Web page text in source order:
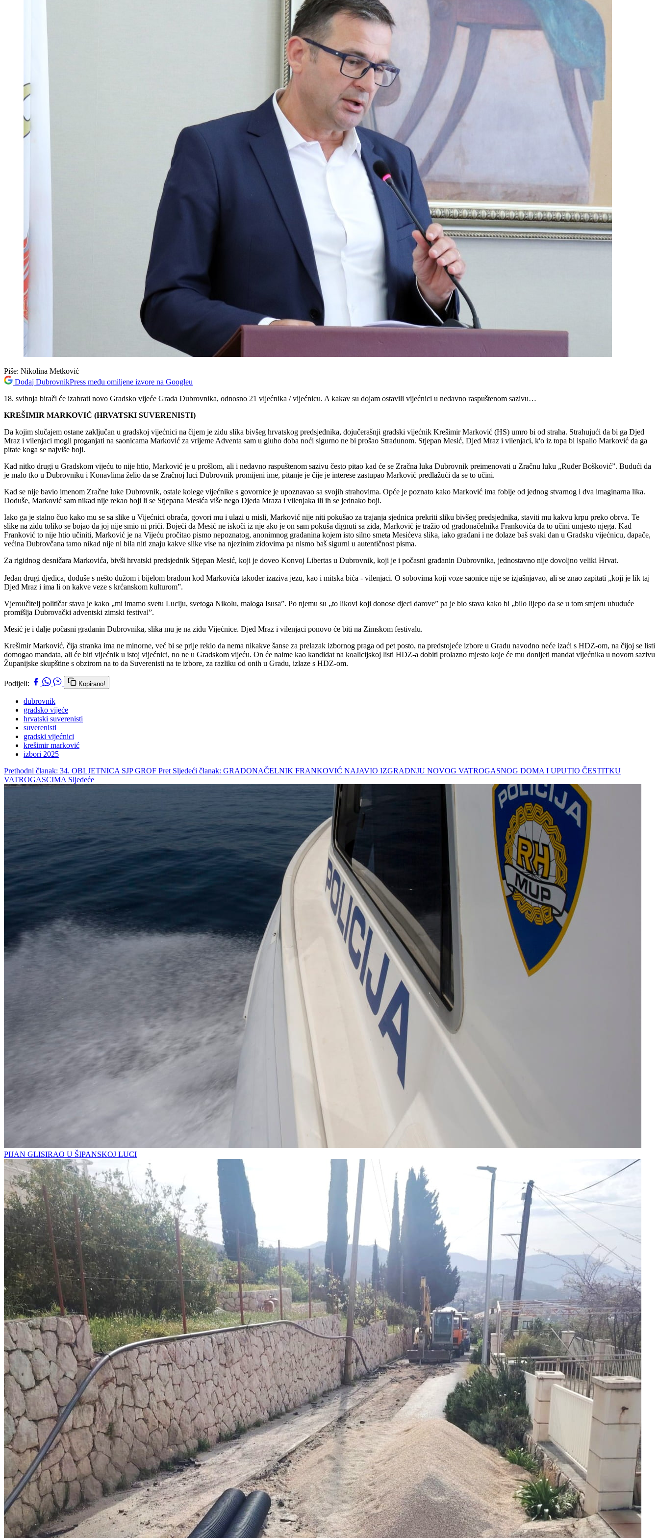
Piše: Nikolina Metković
Dodaj DubrovnikPress među omiljene izvore na Googleu
18. svibnja birači će izabrati novo Gradsko vijeće Grada Dubrovnika, odnosno 21 vijećnika / vijećnicu. A kakav su dojam ostavili vijećnici u nedavno raspuštenom sazivu…
KREŠIMIR MARKOVIĆ (HRVATSKI SUVERENISTI)
Da kojim slučajem ostane zaključan u gradskoj vijećnici na čijem je zidu slika bivšeg hrvatskog predsjednika, dojučerašnji gradski vijećnik Krešimir Marković (HS) umro bi od straha. Strahujući da bi ga Djed
Mraz i vilenjaci mogli proganjati na saonicama Marković za vrijeme Adventa sam u gluho doba noći sigurno ne bi prošao Stradunom. Stjepan Mesić, Djed Mraz i vilenjaci, k'o iz topa bi ispalio Marković da ga
pitate koga se najviše boji.
Kad nitko drugi u Gradskom vijeću to nije htio, Marković je u prošlom, ali i nedavno raspuštenom sazivu često pitao kad će se Zračna luka Dubrovnik preimenovati u Zračnu luku „Ruđer Bošković”. Budući da
je malo tko u Dubrovniku i Konavlima želio da se Zračnoj luci Dubrovnik promijeni ime, pitanje je čije je interese zastupao Marković predlažući da se to učini.
Kad se nije bavio imenom Zračne luke Dubrovnik, ostale kolege vijećnike s govornice je upoznavao sa svojih strahovima. Opće je poznato kako Marković ima fobije od jednog stvarnog i dva imaginarna lika.
Doduše, Marković sam nikad nije rekao boji li se Stjepana Mesića više nego Djeda Mraza i vilenjaka ili ih se jednako boji.
Iako ga je stalno čuo kako mu se sa slike u Vijećnici obraća, govori mu i ulazi u misli, Marković nije niti pokušao za trajanja sjednica prekriti sliku bivšeg predsjednika, staviti mu kakvu krpu preko obrva. Te
slike na zidu toliko se bojao da joj nije smio ni prići. Bojeći da Mesić ne iskoči iz nje ako je on sam pokuša dignuti sa zida, Marković je tražio od gradonačelnika Frankovića da to učini umjesto njega. Kad
Franković to nije htio učiniti, Marković je na Vijeću pročitao pismo nepoznatog, anonimnog građanina kojem isto silno smeta Mesićeva slika, iako građani i ne dolaze baš svaki dan u Gradsku vijećnicu, dapače,
većina Dubrovčana tamo nikad nije ni bila niti znaju kakve slike vise na njezinim zidovima pa nismo baš sigurni u autentičnost pisma.
Za rigidnog desničara Markovića, bivši hrvatski predsjednik Stjepan Mesić, koji je doveo Konvoj Libertas u Dubrovnik, koji je i počasni građanin Dubrovnika, jednostavno nije dovoljno veliki Hrvat.
Jedan drugi djedica, doduše s nešto dužom i bijelom bradom kod Markovića također izaziva jezu, kao i mitska bića - vilenjaci. O sobovima koji voze saonice nije se izjašnjavao, ali se znao zapitati „koji je lik taj
Djed Mraz i ima li on kakve veze s krćanskom kulturom”.
Vjeroučitelj političar stava je kako „mi imamo svetu Luciju, svetoga Nikolu, maloga Isusa”. Po njemu su „to likovi koji donose djeci darove” pa je bio stava kako bi „bilo lijepo da se u tom smjeru ubuduće
promišlja Dubrovački adventski zimski festival”.
Mesić je i dalje počasni građanin Dubrovnika, slika mu je na zidu Vijećnice. Djed Mraz i vilenjaci ponovo će biti na Zimskom festivalu.
Krešimir Marković, čija stranka ima ne minorne, već bi se prije reklo da nema nikakve šanse za prelazak izbornog praga od pet posto, na predstojeće izbore u Gradu navodno neće izaći s HDZ-om, na čijoj se listi
domogao mandata, ali će biti vijećnik u istoj vijećnici, no ne u Gradskom vijeću. On će naime kao kandidat na koalicijskoj listi HDZ-a dobiti prolazno mjesto koje će mu donijeti mandat vijećnika u novom sazivu
Županijske skupštine s obzirom na to da Suverenisti na te izbore, za razliku od onih u Gradu, izlaze s HDZ-om.
Podijeli: Kopirano!
dubrovnik
gradsko vijeće
hrvatski suverenisti
suverenisti
gradski vijećnici
krešimir marković
izbori 2025
Prethodni članak: 34. OBLJETNICA SJP GROF Pret Sljedeći članak: GRADONAČELNIK FRANKOVIĆ NAJAVIO IZGRADNJU NOVOG VATROGASNOG DOMA I UPUTIO ČESTITKU
VATROGASCIMA Sljedeće
PIJAN GLISIRAO U ŠIPANSKOJ LUCI